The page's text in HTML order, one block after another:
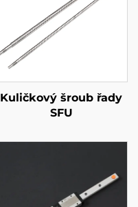
Kuličkový šroub řady
SFU